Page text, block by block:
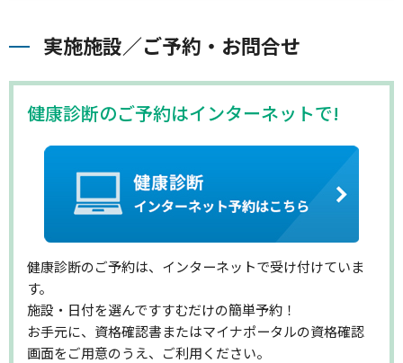
実施施設／ご予約・お問合せ
健康診断のご予約はインターネットで!
健康診断のご予約は、インターネットで受け付けていま
す。
施設・日付を選んですすむだけの簡単予約！
お手元に、資格確認書またはマイナポータルの資格確認
画面をご用意のうえ、ご利用ください。